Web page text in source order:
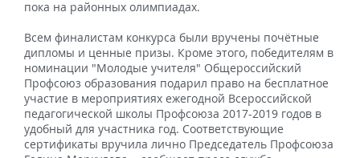
пока на районных олимпиадах.
Всем финалистам конкурса были вручены почётные
дипломы и ценные призы. Кроме этого, победителям в
номинации "Молодые учителя" Общероссийский
Профсоюз образования подарил право на бесплатное
участие в мероприятиях ежегодной Всероссийской
педагогической школы Профсоюза 2017-2019 годов в
удобный для участника год. Соответствующие
сертификаты вручила лично Председатель Профсоюза